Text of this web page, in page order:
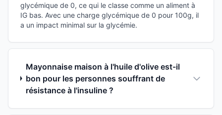
glycémique de 0, ce qui le classe comme un aliment à
IG bas. Avec une charge glycémique de 0 pour 100g, il
a un impact minimal sur la glycémie.
Mayonnaise maison à l'huile d'olive est-il
bon pour les personnes souffrant de
résistance à l'insuline ?